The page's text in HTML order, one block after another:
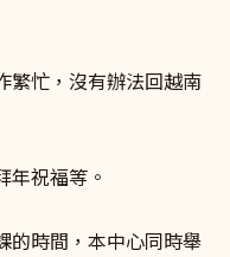
繁忙，沒有辦法回越南
年祝福等。
的時間，本中心同時舉